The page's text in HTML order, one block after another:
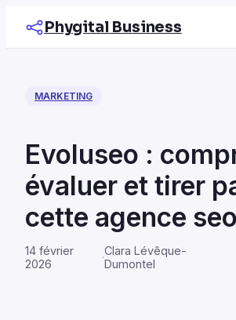
Phygital Business
MARKETING
Evoluseo :
évaluer et tirer
cette agence seo
14 février
2026
·Clara Lévêque-
Dumontel